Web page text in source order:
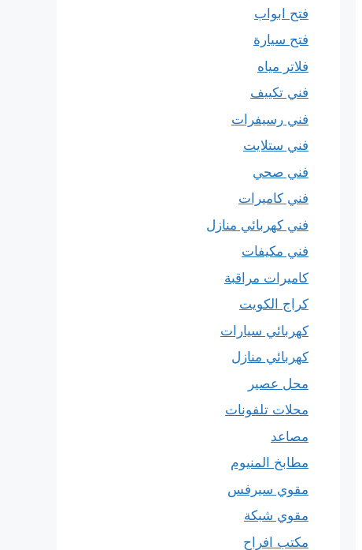
فتح ابواب
فتح سيارة
فلاتر مياه
فني تكييف
فني رسيفرات
فني ستلايت
فني صحي
فني كاميرات
فني كهربائي منازل
فني مكيفات
كاميرات مراقبة
كراج الكويت
كهربائي سيارات
كهربائي منازل
محل عصير
محلات تلفونات
مصاعد
مطابخ المنيوم
مقوي سيرفس
مقوي شبكة
مكتب افراح